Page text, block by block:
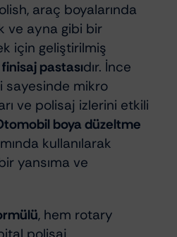
araç boyalarında
ve ayna gibi bir
için geliştirilmiş
pastasıdır. İnce
sayesinde mikro
ve polisaj izlerini etkili
boya düzeltme
kullanılarak
yansıma ve
, hem rotary